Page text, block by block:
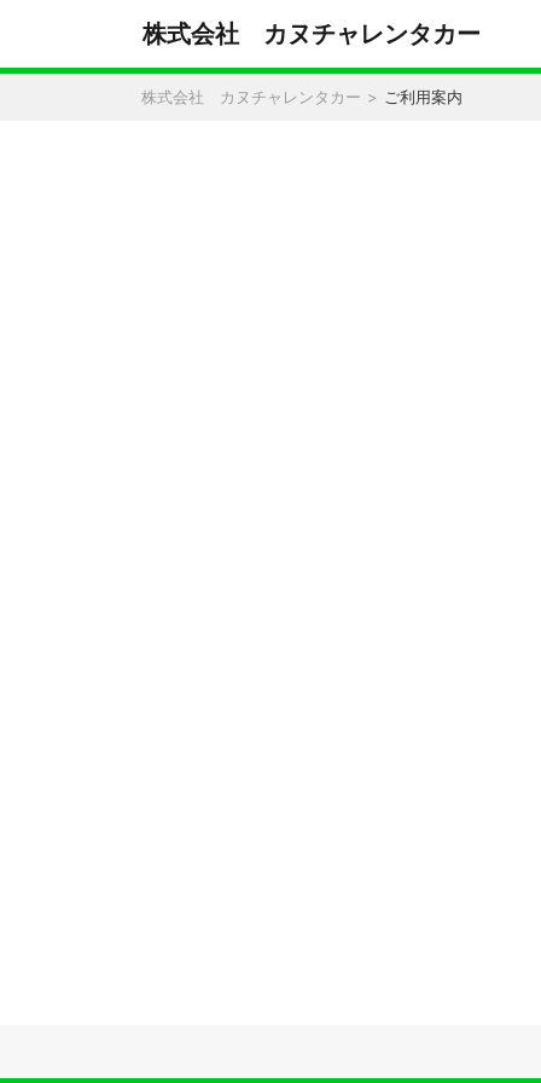
株式会社 カヌチャレンタカー
株式会社 カヌチャレンタカー ご利用案内